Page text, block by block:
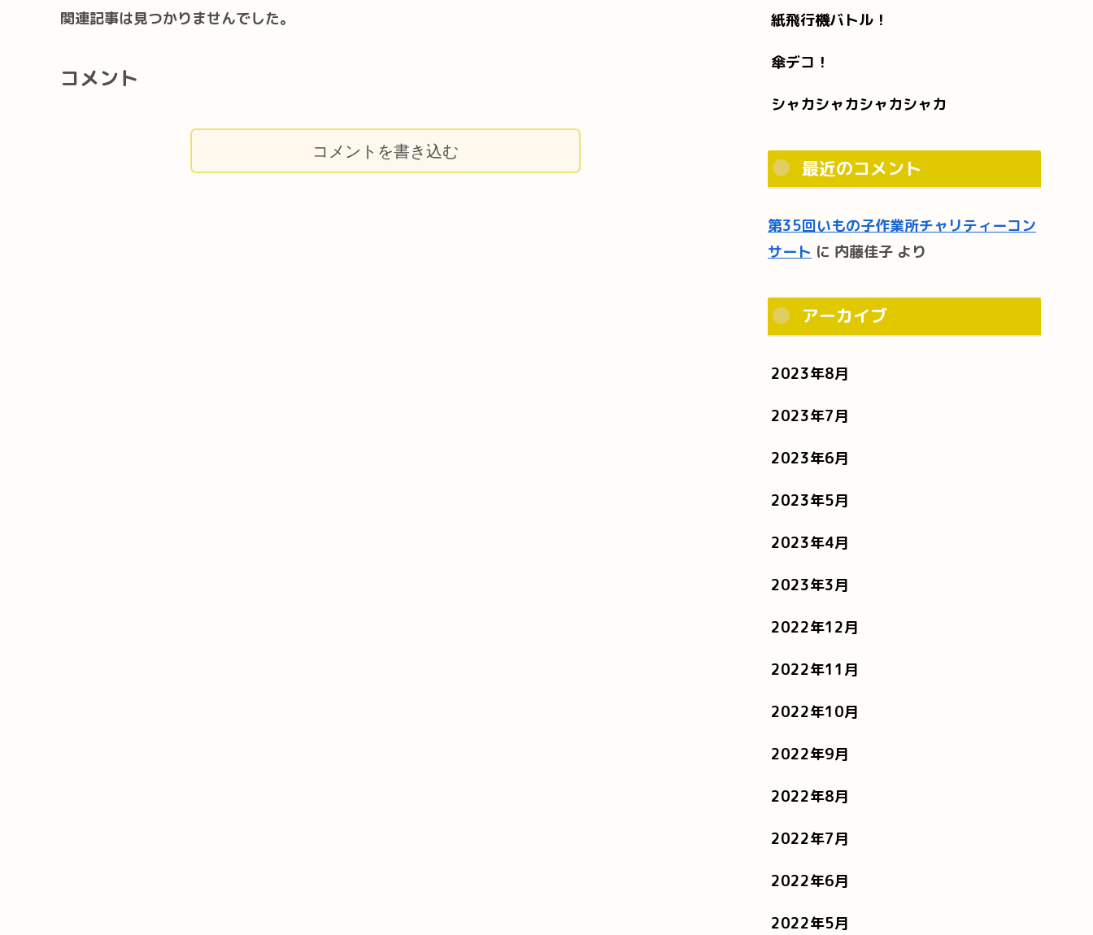
関連記事は見つかりませんでした。
コメント
コメントを書き込む
紙飛行機バトル！
傘デコ！
シャカシャカシャカシャカ
最近のコメント
第35回いもの子作業所チャリティーコン
サート に 内藤佳子 より
アーカイブ
2023年8月
2023年7月
2023年6月
2023年5月
2023年4月
2023年3月
2022年12月
2022年11月
2022年10月
2022年9月
2022年8月
2022年7月
2022年6月
2022年5月